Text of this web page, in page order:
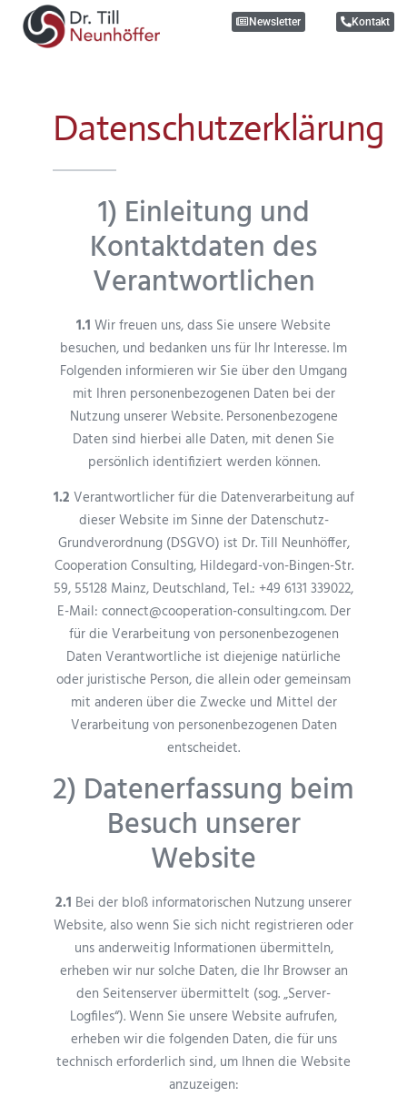
Newsletter Kontakt
Datenschutzerklärung
1) Einleitung und
Kontaktdaten des
Verantwortlichen
1.1 Wir freuen uns, dass Sie unsere Website
besuchen, und bedanken uns für Ihr Interesse. Im
Folgenden informieren wir Sie über den Umgang
mit Ihren personenbezogenen Daten bei der
Nutzung unserer Website. Personenbezogene
Daten sind hierbei alle Daten, mit denen Sie
persönlich identifiziert werden können.
1.2 Verantwortlicher für die Datenverarbeitung auf
dieser Website im Sinne der Datenschutz-
Grundverordnung (DSGVO) ist Dr. Till Neunhöffer,
Cooperation Consulting, Hildegard-von-Bingen-Str.
59, 55128 Mainz, Deutschland, Tel.: +49 6131 339022,
E-Mail: connect@cooperation-consulting.com. Der
für die Verarbeitung von personenbezogenen
Daten Verantwortliche ist diejenige natürliche
oder juristische Person, die allein oder gemeinsam
mit anderen über die Zwecke und Mittel der
Verarbeitung von personenbezogenen Daten
entscheidet.
2) Datenerfassung beim
Besuch unserer
Website
2.1 Bei der bloß informatorischen Nutzung unserer
Website, also wenn Sie sich nicht registrieren oder
uns anderweitig Informationen übermitteln,
erheben wir nur solche Daten, die Ihr Browser an
den Seitenserver übermittelt (sog. „Server-
Logfiles“). Wenn Sie unsere Website aufrufen,
erheben wir die folgenden Daten, die für uns
technisch erforderlich sind, um Ihnen die Website
anzuzeigen: